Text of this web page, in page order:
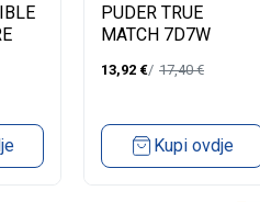
PUDER TRUE
MATCH 7D7W
13,92 € 17,40€
Kupi ovdje